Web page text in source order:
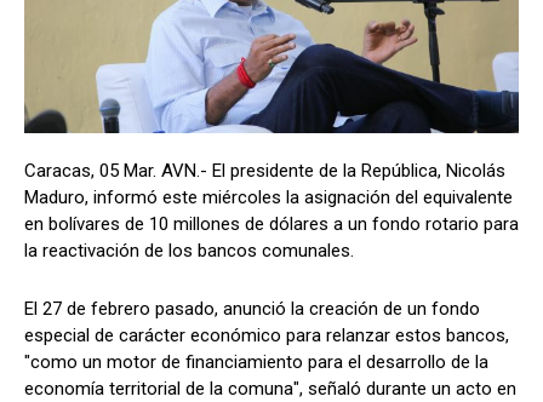
Caracas, 05 Mar. AVN.- El presidente de la República, Nicolás
Maduro, informó este miércoles la asignación del equivalente
en bolívares de 10 millones de dólares a un fondo rotario para
la reactivación de los bancos comunales.
El 27 de febrero pasado, anunció la creación de un fondo
especial de carácter económico para relanzar estos bancos,
"como un motor de financiamiento para el desarrollo de la
economía territorial de la comuna", señaló durante un acto en